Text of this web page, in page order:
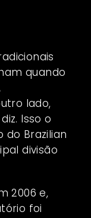
quando
lado,
Isso o
Brazilian
divisão
2006 e,
foi